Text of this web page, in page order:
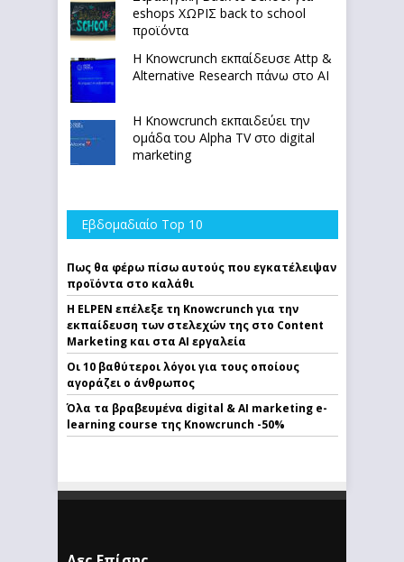
eshops ΧΩΡΙΣ back to school
προϊόντα
Η Knowcrunch εκπαίδευσε Attp &
Alternative Research πάνω στο ΑΙ
Η Knowcrunch εκπαιδεύει την
ομάδα του Alpha TV στο digital
marketing
Εβδομαδιαίο Top 10
Πως θα φέρω πίσω αυτούς που εγκατέλειψαν
προϊόντα στο καλάθι
Η ELPEN επέλεξε τη Knowcrunch για την
εκπαίδευση των στελεχών της στο Content
Marketing και στα AI εργαλεία
Οι 10 βαθύτεροι λόγοι για τους οποίους
αγοράζει ο άνθρωπος
Όλα τα βραβευμένα digital & AI marketing e-
learning course της Knowcrunch -50%